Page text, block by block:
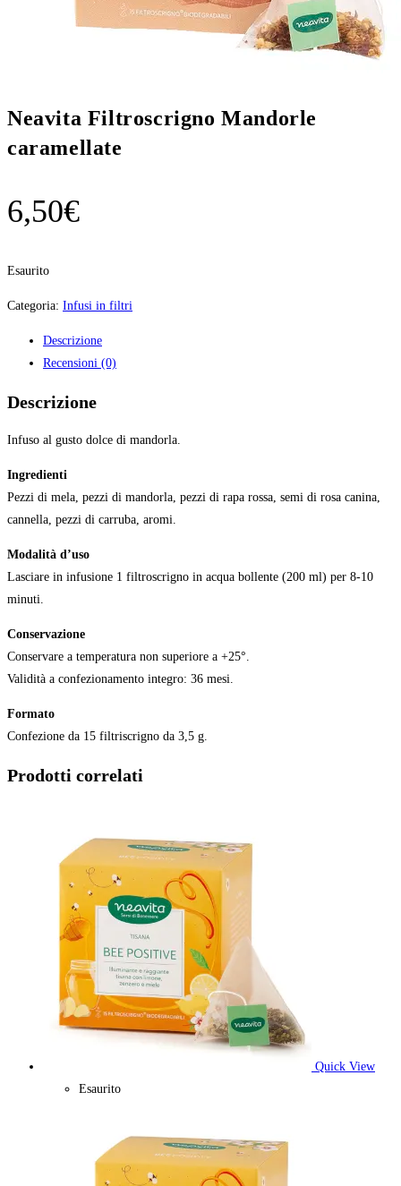
Neavita Filtroscrigno Mandorle
caramellate
6,50€
Esaurito
Categoria: Infusi in filtri
Descrizione
Recensioni (0)
Descrizione
Infuso al gusto dolce di mandorla.
Ingredienti
Pezzi di mela, pezzi di mandorla, pezzi di rapa rossa, semi di rosa canina,
cannella, pezzi di carruba, aromi.
Modalità d’uso
Lasciare in infusione 1 filtroscrigno in acqua bollente (200 ml) per 8-10
minuti.
Conservazione
Conservare a temperatura non superiore a +25°.
Validità a confezionamento integro: 36 mesi.
Formato
Confezione da 15 filtriscrigno da 3,5 g.
Prodotti correlati
Quick View
Esaurito